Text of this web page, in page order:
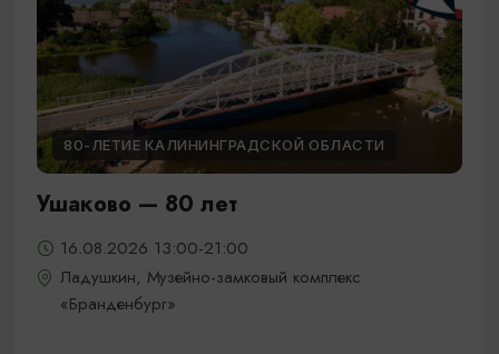
80-ЛЕТИЕ КАЛИНИНГРАДСКОЙ ОБЛАСТИ
Ушаково — 80 лет
16.08.2026 13:00-21:00
Ладушкин, Музейно-замковый комплекс
«Бранденбург»